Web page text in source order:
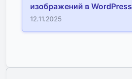
изображений в WordPress
12.11.2025